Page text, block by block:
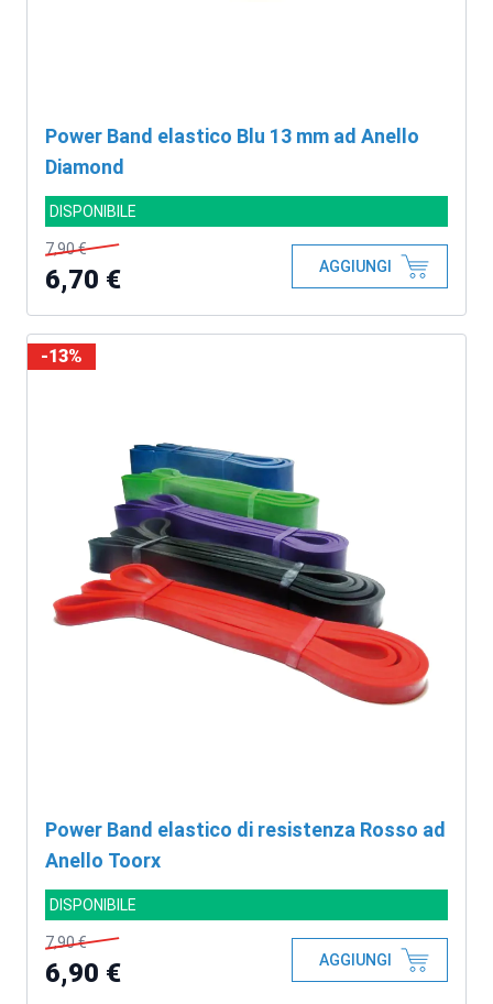
Power Band elastico Blu 13 mm ad Anello
Diamond
DISPONIBILE
7,90 €
6,70 € AGGIUNGI
Power Band elastico di resistenza Rosso ad
Anello Toorx
DISPONIBILE
-13%
7,90 €
6,90 € AGGIUNGI